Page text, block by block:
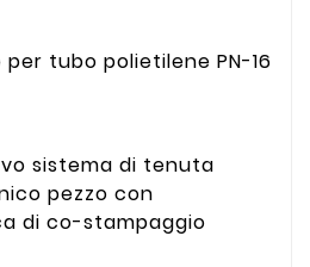
tubo polietilene PN-16
sistema di tenuta
pezzo con
di co-stampaggio